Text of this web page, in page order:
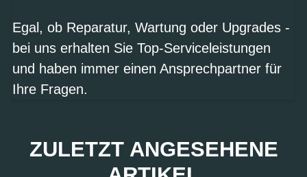
Egal, ob Reparatur, Wartung oder Upgrades -
bei uns erhalten Sie Top-Serviceleistungen
und haben immer einen Ansprechpartner für
Ihre Fragen.
ZULETZT ANGESEHENE